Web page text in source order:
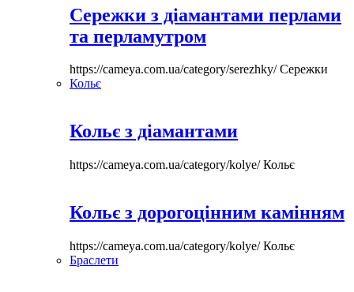
Сережки з діамантами перлами
та перламутром
https://cameya.com.ua/category/serezhky/Сережки
Кольє
Кольє з діамантами
https://cameya.com.ua/category/kolye/Кольє
Кольє з дорогоцінним камінням
https://cameya.com.ua/category/kolye/Кольє
Браслети